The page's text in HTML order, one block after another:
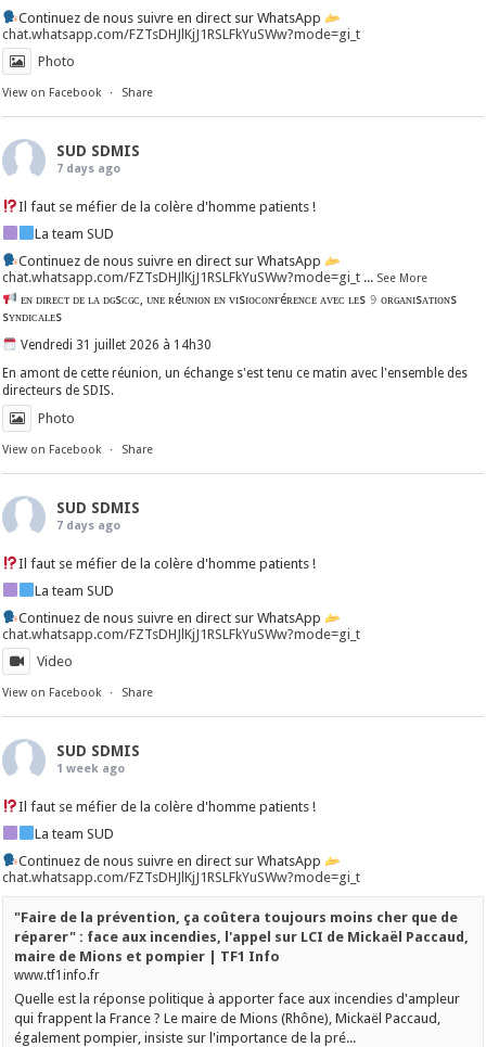
Continuez de nous suivre en direct sur WhatsApp
chat.whatsapp.com/FZTsDHJlKjJ1RSLFkYuSWw?mode=gi_t
Photo
View on Facebook · Share
SUD SDMIS
7 days ago
Il faut se méfier de la colère d'homme patients !
La team SUD
Continuez de nous suivre en direct sur WhatsApp
chat.whatsapp.com/FZTsDHJlKjJ1RSLFkYuSWw?mode=gi_t
ᴇɴ ᴅɪʀᴇᴄᴛ ᴅᴇ ʟᴀ ᴅɢsᴄɢᴄ, ᴜɴᴇ ʀéᴜɴɪᴏɴ ᴇɴ ᴠɪsɪᴏᴄᴏɴғéʀᴇɴᴄᴇ ᴀᴠᴇᴄ ʟᴇs 𝟿 ᴏʀɢᴀɴɪsᴀᴛɪᴏɴs
sʏɴᴅɪᴄᴀʟᴇs
Vendredi 31 juillet 2026 à 14h30
En amont de cette réunion, un échange s'est tenu ce matin avec l'ensemble des
directeurs de SDIS.
... See More
Photo
View on Facebook · Share
SUD SDMIS
7 days ago
Il faut se méfier de la colère d'homme patients !
La team SUD
Continuez de nous suivre en direct sur WhatsApp
chat.whatsapp.com/FZTsDHJlKjJ1RSLFkYuSWw?mode=gi_t
Video
View on Facebook · Share
SUD SDMIS
1 week ago
Il faut se méfier de la colère d'homme patients !
La team SUD
Continuez de nous suivre en direct sur WhatsApp
chat.whatsapp.com/FZTsDHJlKjJ1RSLFkYuSWw?mode=gi_t
"Faire de la prévention, ça coûtera toujours moins cher que de
réparer" : face aux incendies, l'appel sur LCI de Mickaël Paccaud,
maire de Mions et pompier | TF1 Info
www.tf1info.fr
Quelle est la réponse politique à apporter face aux incendies d'ampleur
qui frappent la France ? Le maire de Mions (Rhône), Mickaël Paccaud,
également pompier, insiste sur l'importance de la pré...